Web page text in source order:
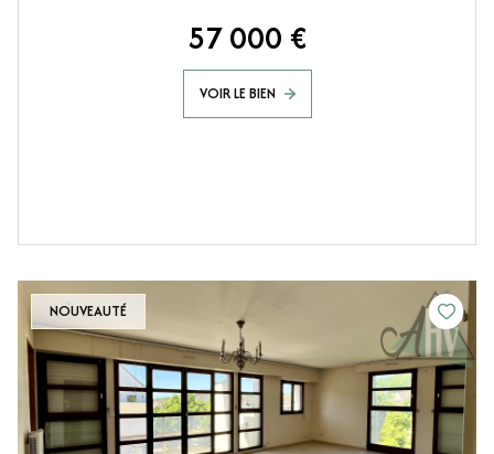
57 000 €
VOIR LE BIEN
NOUVEAUTÉ